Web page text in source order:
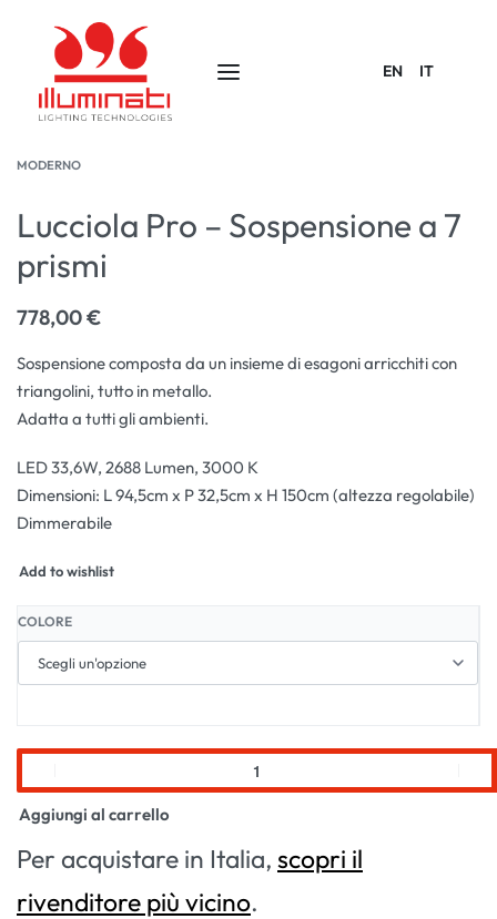
EN IT
MODERNO
Lucciola Pro – Sospensione a 7
prismi
778,00€
Sospensione composta da un insieme di esagoni arricchiti con
triangolini, tutto in metallo.
Adatta a tutti gli ambienti.
LED 33,6W, 2688 Lumen, 3000 K
Dimensioni: L 94,5cm x P 32,5cm x H 150cm (altezza regolabile)
Dimmerabile
Add to wishlist
COLORE
Aggiungi al carrello
Per acquistare in Italia, scopri il
rivenditore più vicino.